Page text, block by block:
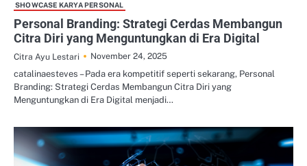
SHOWCASE KARYA PERSONAL
Personal Branding: Strategi Cerdas Membangun
Citra Diri yang Menguntungkan di Era Digital
Citra Ayu Lestari
November 24, 2025
catalinaesteves – Pada era kompetitif seperti sekarang, Personal
Branding: Strategi Cerdas Membangun Citra Diri yang
Menguntungkan di Era Digital menjadi…